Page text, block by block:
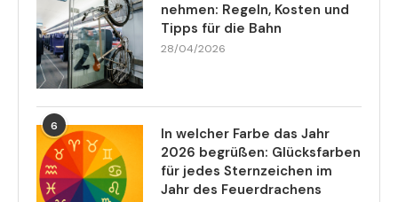
nehmen: Regeln, Kosten und
Tipps für die Bahn
28/04/2026
6
In welcher Farbe das Jahr
2026 begrüßen: Glücksfarben
für jedes Sternzeichen im
Jahr des Feuerdrachens